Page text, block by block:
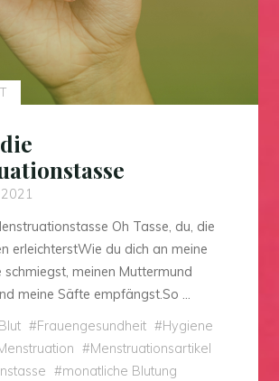
Oh Tasse, du, die
erleichterstWie du dich an meine
schmiegst, meinen Muttermund
meine Säfte empfängst.So …
Blut #Frauengesundheit #Hygiene
#Menstruationsartikel
#monatliche Blutung